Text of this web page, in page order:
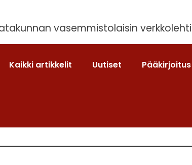
vasemmistolaisin verkkolehti
Kaikki artikkelit Uutiset Pääkirjoitus